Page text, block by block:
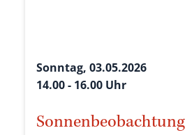
Sonntag, 03.05.2026
14.00 - 16.00 Uhr
Sonnenbeobachtung